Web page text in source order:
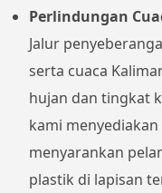
Perlindungan
Jalur
serta cuaca
hujan dan tingkat
kami
menyarankan
plastik di lapisan